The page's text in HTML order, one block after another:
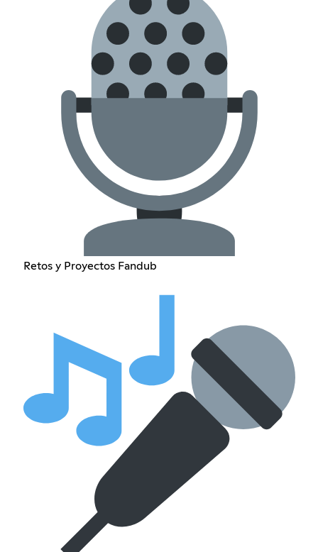
Retos y Proyectos Fandub